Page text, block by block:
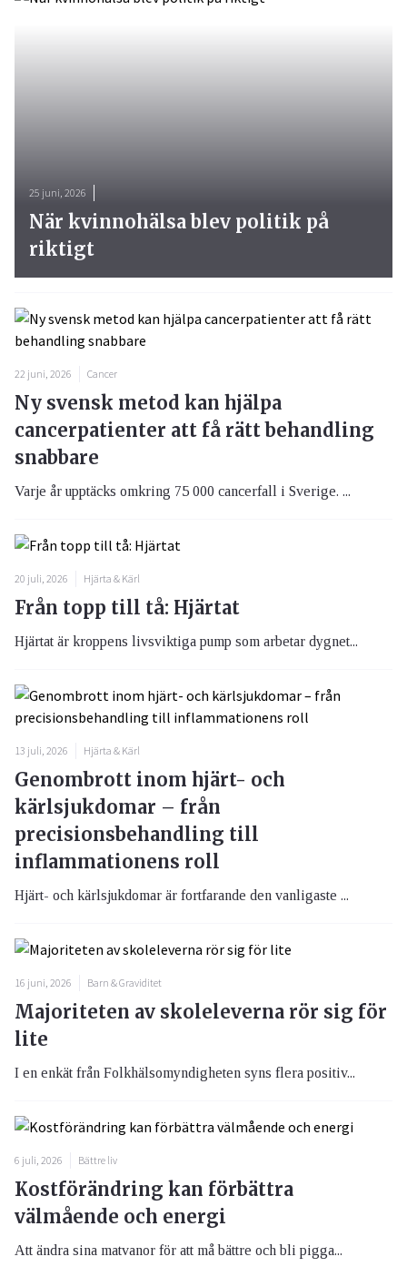
25 juni, 2026
När kvinnohälsa blev politik på
riktigt
22 juni, 2026 Cancer
Ny svensk metod kan hjälpa
cancerpatienter att få rätt behandling
snabbare
Varje år upptäcks omkring 75 000 cancerfall i Sverige. ...
20 juli, 2026 Hjärta & Kärl
Från topp till tå: Hjärtat
Hjärtat är kroppens livsviktiga pump som arbetar dygnet...
13 juli, 2026 Hjärta & Kärl
Genombrott inom hjärt- och
kärlsjukdomar – från
precisionsbehandling till
inflammationens roll
Hjärt- och kärlsjukdomar är fortfarande den vanligaste ...
16 juni, 2026 Barn & Graviditet
Majoriteten av skoleleverna rör sig för
lite
I en enkät från Folkhälsomyndigheten syns flera positiv...
6 juli, 2026 Bättre liv
Kostförändring kan förbättra
välmående och energi
Att ändra sina matvanor för att må bättre och bli pigga...